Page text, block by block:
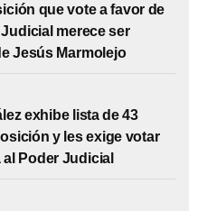
que vote a favor de
merece ser
Jesús Marmolejo
exhibe lista de 43
y les exige votar
Poder Judicial